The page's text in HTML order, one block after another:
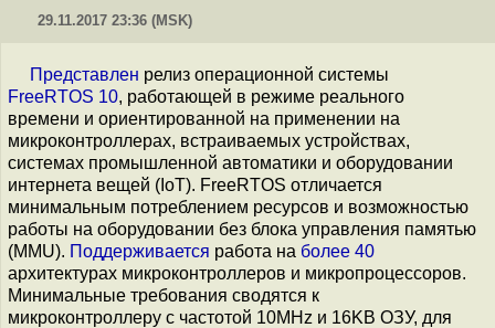
29.11.2017 23:36 (MSK)
Представлен релиз операционной системы
FreeRTOS 10, работающей в режиме реального
времени и ориентированной на применении на
микроконтроллерах, встраиваемых устройствах,
системах промышленной автоматики и оборудовании
интернета вещей (IoT). FreeRTOS отличается
минимальным потреблением ресурсов и возможностью
работы на оборудовании без блока управления памятью
(MMU). Поддерживается работа на более 40
архитектурах микроконтроллеров и микропроцессоров.
Минимальные требования сводятся к
микроконтроллеру с частотой 10MHz и 16KB ОЗУ, для